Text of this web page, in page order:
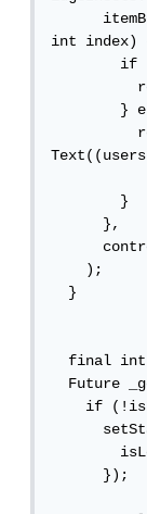
      itemBuilder: (BuildContext context,
int index)
        if (index == users.length) {
          return _buildProgressIndicator();
        } else {
          return ListTile(title:
        }
      },
      controller: _sc,
    );
  }
  final int _limit = 15;
  Future _getMoreData() async {
    if (!isLoading) {
      setState(() {
        isLoading = true;
      });